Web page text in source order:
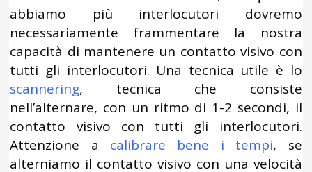
abbiamo più interlocutori dovremo
necessariamente frammentare la nostra
capacità di mantenere un contatto visivo con
tutti gli interlocutori. Una tecnica utile è lo
scannering, tecnica che consiste
nell’alternare, con un ritmo di 1-2 secondi, il
contatto visivo con tutti gli interlocutori.
Attenzione a calibrare bene i tempi, se
alterniamo il contatto visivo con una velocità